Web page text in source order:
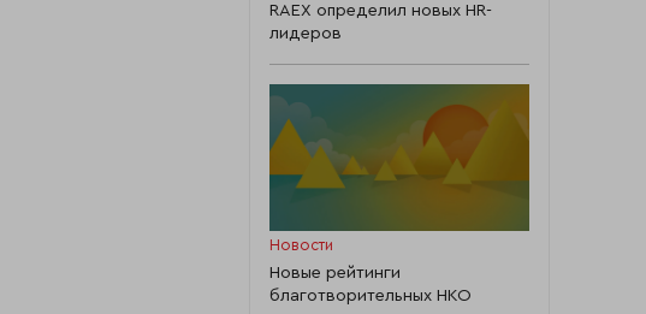
RAEX определил новых HR-
лидеров
Новости
Новые рейтинги
благотворительных НКО